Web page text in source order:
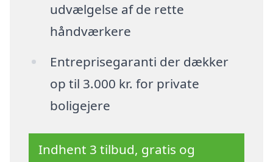
udvælgelse af de rette
håndværkere
Entreprisegaranti der dækker
op til 3.000 kr. for private
boligejere
Indhent 3 tilbud, gratis og